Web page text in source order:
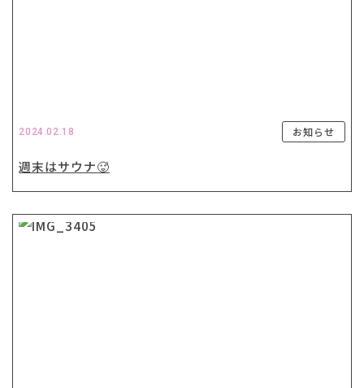
2024.02.18 お知らせ
週末はサウナ🥵